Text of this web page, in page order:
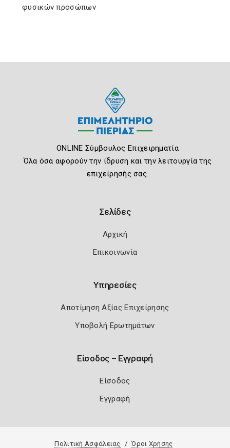
φυσικών προσώπων
ONLINE Σύμβουλος Επιχειρηματία
Όλα όσα αφορούν την ίδρυση και την λειτουργία της
επιχείρησής σας.
Σελίδες
Αρχική
Επικοινωνία
Υπηρεσίες
Αποτίμηση Αξίας Επιχείρησης
Υποβολή Ερωτημάτων
Είσοδος – Εγγραφή
Είσοδος
Εγγραφή
Πολιτική Ασφάλειας Όροι Χρήσης